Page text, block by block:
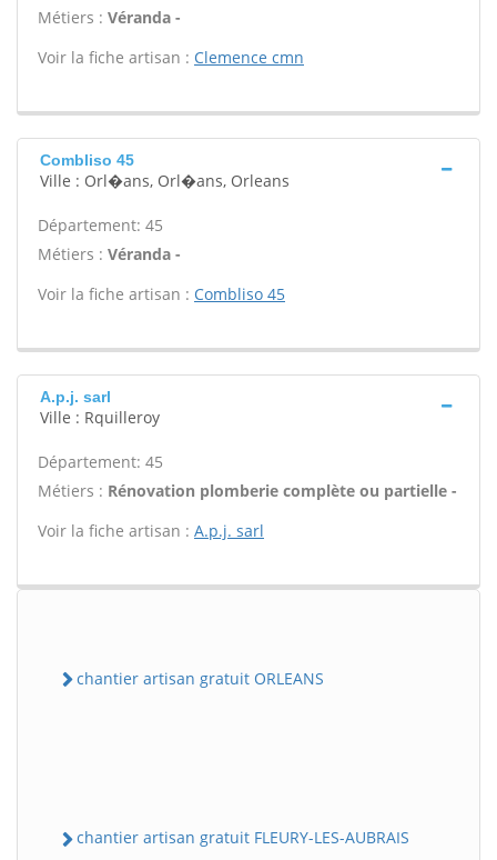
Métiers : Véranda -
Voir la fiche artisan : Clemence cmn
Combliso 45
Ville : Orl�ans, Orl�ans, Orleans
Département: 45
Métiers : Véranda -
Voir la fiche artisan : Combliso 45
A.p.j. sarl
Ville : Rquilleroy
Département: 45
Métiers : Rénovation plomberie complète ou partielle -
Voir la fiche artisan : A.p.j. sarl
chantier artisan gratuit ORLEANS
chantier artisan gratuit FLEURY-LES-AUBRAIS